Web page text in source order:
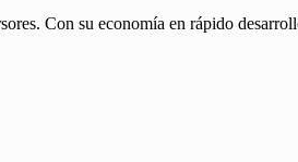
Con su economía en rápido